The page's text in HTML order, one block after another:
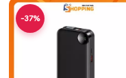
-37%